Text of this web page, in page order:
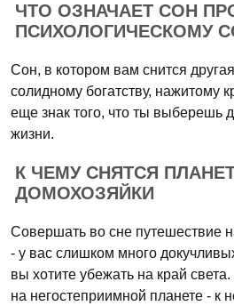
ЧТО ОЗНАЧАЕТ СОН
ПСИХОЛОГИЧЕСКОМУ
Сон, в котором вам снится
солидному богатству, нажитому
еще знак того, что ты выберешь
жизни.
К ЧЕМУ СНЯТСЯ
ДОМОХОЗЯЙКИ
Совершать во сне путешествие
- у вас слишком много
вы хотите убежать на край
на негостеприимной планете - к